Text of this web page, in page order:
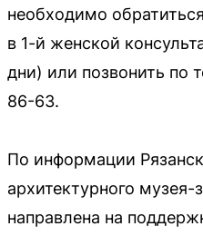
необходимо
в 1-й женской
дни) или позвонить по
86-63.
По информации
архитектурного музея-
направлена на